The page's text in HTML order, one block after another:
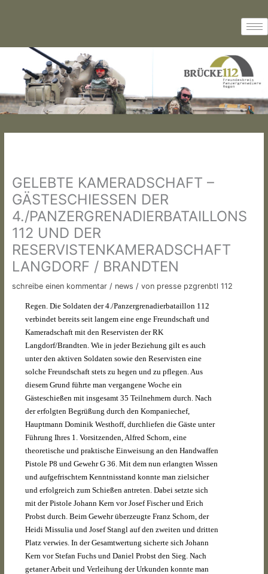
GELEBTE KAMERADSCHAFT –
GÄSTESCHIESSEN DER 4
./PANZERGRENADIERBATAILLONS 1
12 UND DER R
ESERVISTENKAMERADSCHAFT L
ANGDORF / BRANDTEN
schreibe einen kommentar / news / von presse pzgrenbtl 112
Regen. Die Soldaten der 4./Panzergrenadierbataillon 112
verbindet bereits seit langem eine enge Freundschaft und
Kameradschaft mit den Reservisten der RK
Langdorf/Brandten. Wie in jeder Beziehung gilt es auch
unter den aktiven Soldaten sowie den Reservisten eine
solche Freundschaft stets zu hegen und zu pflegen. Aus
diesem Grund führte man vergangene Woche ein
Gästeschießen mit insgesamt 35 Teilnehmern durch. Nach
der erfolgten Begrüßung durch den Kompaniechef,
Hauptmann Dominik Westhoff, durchliefen die Gäste unter
Führung Ihres 1. Vorsitzenden, Alfred Schorn, eine
theoretische und praktische Einweisung an den Handwaffen
Pistole P8 und Gewehr G 36. Mit dem nun erlangten Wissen
und aufgefrischtem Kenntnisstand konnte man zielsicher
und erfolgreich zum Schießen antreten. Dabei setzte sich
mit der Pistole Johann Kern vor Josef Fischer und Erich
Probst durch. Beim Gewehr überzeugte Franz Schorn, der
Heidi Missulia und Josef Stangl auf den zweiten und dritten
Platz verwies. In der Gesamtwertung sicherte sich Johann
Kern vor Stefan Fuchs und Daniel Probst den Sieg. Nach
getaner Arbeit und Verleihung der Urkunden konnte man